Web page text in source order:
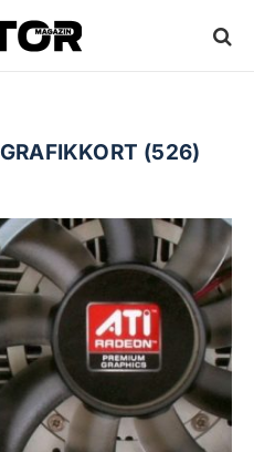
GRAFIKKORT (526)